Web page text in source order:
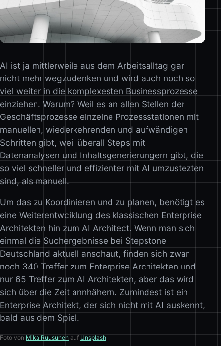
AI ist ja mittlerweile aus dem Arbeitsalltag gar
nicht mehr wegzudenken und wird auch noch so
viel weiter in die komplexesten Businessprozesse
einziehen. Warum? Weil es an allen Stellen der
Geschäftsprozesse einzelne Prozessstationen mit
manuellen, wiederkehrenden und aufwändigen
Schritten gibt, weil überall Steps mit
Datenanalysen und Inhaltsgenerierungern gibt, die
so viel schneller und effizienter mit AI umzustezten
sind, als manuell.
Um das zu Koordinieren und zu planen, benötigt es
eine Weiterentwciklung des klassischen Enterprise
Architekten hin zum AI Architect. Wenn man sich
einmal die Suchergebnisse bei Stepstone
Deutschland aktuell anschaut, finden sich zwar
noch 340 Treffer zum Enterprise Architekten und
nur 65 Treffer zum AI Architekten, aber das wird
sich über die Zeit annhähern. Zumindest ist ein
Enterprise Architekt, der sich nicht mit AI auskennt,
bald aus dem Spiel.
Foto vonMika RuusunenaufUnsplash